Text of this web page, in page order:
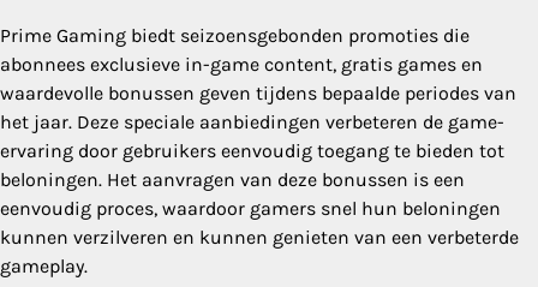
Prime Gaming biedt seizoensgebonden promoties die
abonnees exclusieve in-game content, gratis games en
waardevolle bonussen geven tijdens bepaalde periodes van
het jaar. Deze speciale aanbiedingen verbeteren de game-
ervaring door gebruikers eenvoudig toegang te bieden tot
beloningen. Het aanvragen van deze bonussen is een
eenvoudig proces, waardoor gamers snel hun beloningen
kunnen verzilveren en kunnen genieten van een verbeterde
gameplay.